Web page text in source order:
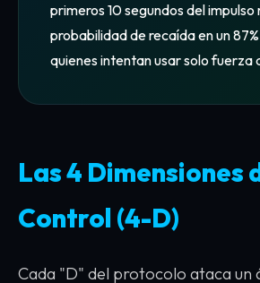
primeros 10 segundos del impulso
probabilidad de recaída en un
quienes intentan usar solo fuerza
Las 4 Dimensiones
Control (4-D)
Cada "D" del protocolo ataca un